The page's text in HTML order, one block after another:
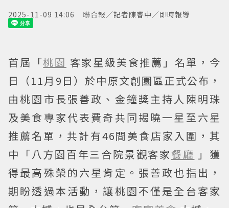
2025-11-09 14:06 聯合報／記者陳睿中／即時報導
首屆「桃園 客家星級美食推薦」名單，今
日（11月9日）於中原文創園區正式公布，
由桃園市長張善政、金鐘獎主持人陳明珠
及美食專家代表費奇共同揭曉一星至六星
推薦名單，共計有46間美食店家入圍，其
中「八方園百年三合院景觀客家餐廳 」獲
得最高殊榮的六星肯定。張善政也指出，
期盼透過本活動，讓桃園不僅是全台客家